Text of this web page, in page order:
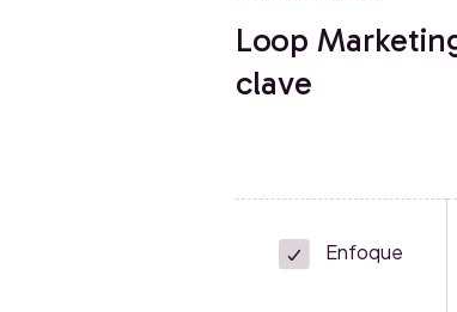
Loop
clave
Enfoque